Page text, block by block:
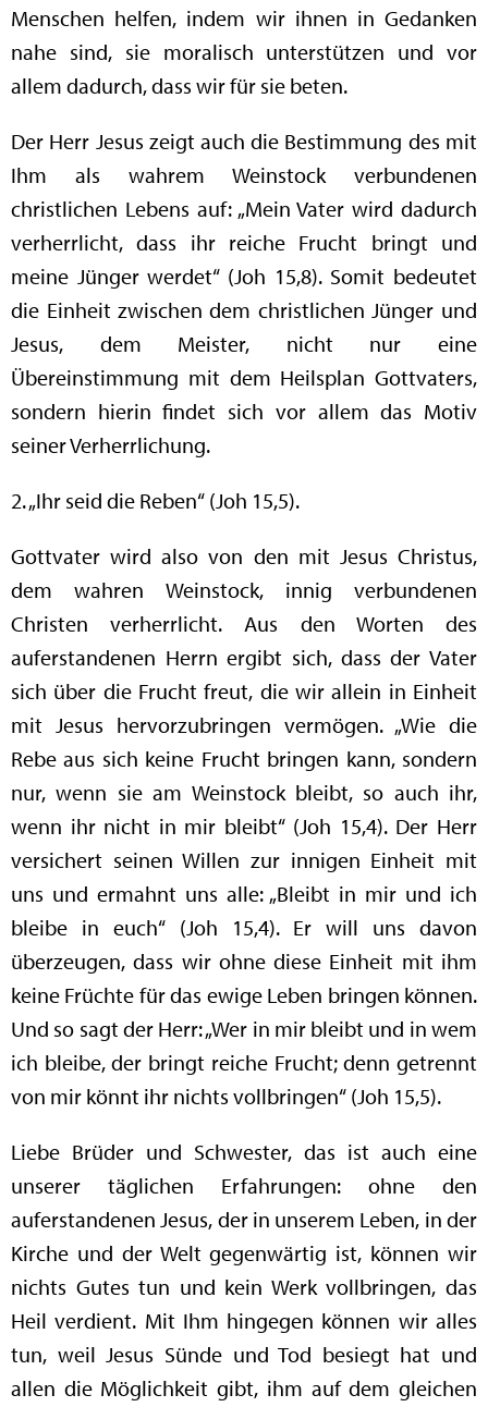
Menschen helfen, indem wir ihnen in Gedanken
nahe sind, sie moralisch unterstützen und vor
allem dadurch, dass wir für sie beten.
Der Herr Jesus zeigt auch die Bestimmung des mit
Ihm als wahrem Weinstock verbundenen
christlichen Lebens auf: „Mein Vater wird dadurch
verherrlicht, dass ihr reiche Frucht bringt und
meine Jünger werdet“ (Joh 15,8). Somit bedeutet
die Einheit zwischen dem christlichen Jünger und
Jesus, dem Meister, nicht nur eine
Übereinstimmung mit dem Heilsplan Gottvaters,
sondern hierin findet sich vor allem das Motiv
seiner Verherrlichung.
2. „Ihr seid die Reben“ (Joh 15,5).
Gottvater wird also von den mit Jesus Christus,
dem wahren Weinstock, innig verbundenen
Christen verherrlicht. Aus den Worten des
auferstandenen Herrn ergibt sich, dass der Vater
sich über die Frucht freut, die wir allein in Einheit
mit Jesus hervorzubringen vermögen. „Wie die
Rebe aus sich keine Frucht bringen kann, sondern
nur, wenn sie am Weinstock bleibt, so auch ihr,
wenn ihr nicht in mir bleibt“ (Joh 15,4). Der Herr
versichert seinen Willen zur innigen Einheit mit
uns und ermahnt uns alle: „Bleibt in mir und ich
bleibe in euch“ (Joh 15,4). Er will uns davon
überzeugen, dass wir ohne diese Einheit mit ihm
keine Früchte für das ewige Leben bringen können.
Und so sagt der Herr: „Wer in mir bleibt und in wem
ich bleibe, der bringt reiche Frucht; denn getrennt
von mir könnt ihr nichts vollbringen“ (Joh 15,5).
Liebe Brüder und Schwester, das ist auch eine
unserer täglichen Erfahrungen: ohne den
auferstandenen Jesus, der in unserem Leben, in der
Kirche und der Welt gegenwärtig ist, können wir
nichts Gutes tun und kein Werk vollbringen, das
Heil verdient. Mit Ihm hingegen können wir alles
tun, weil Jesus Sünde und Tod besiegt hat und
allen die Möglichkeit gibt, ihm auf dem gleichen